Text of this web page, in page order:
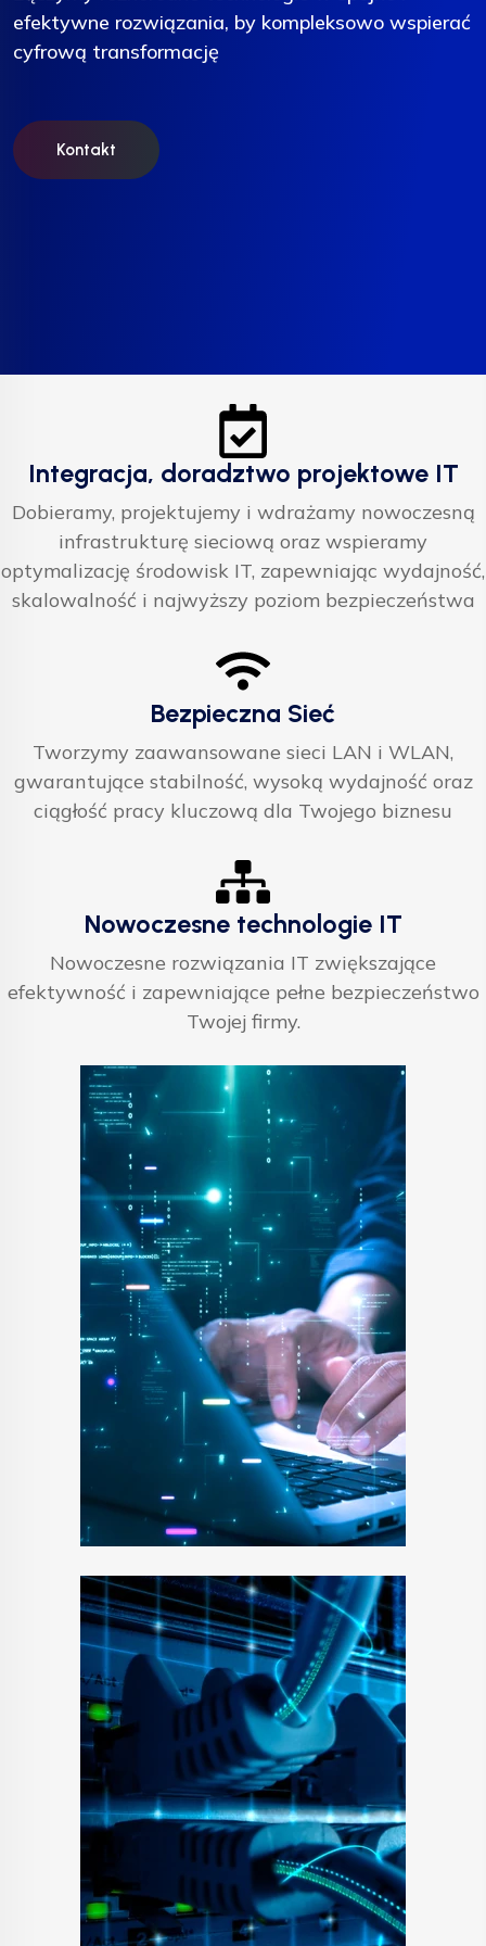
efektywne rozwiązania, by kompleksowo wspierać
cyfrową transformację
Kontakt
efektywne rozwiązania, by kompleksowo wspierać
cyfrową transformację
Kontakt
efektywne rozwiązania, by kompleksowo wspierać
cyfrową transformację
Kontakt
Integracja, doradztwo projektowe IT
Dobieramy, projektujemy i wdrażamy nowoczesną
infrastrukturę sieciową oraz wspieramy
optymalizację środowisk IT, zapewniając wydajność,
skalowalność i najwyższy poziom bezpieczeństwa
Bezpieczna Sieć
Tworzymy zaawansowane sieci LAN i WLAN,
gwarantujące stabilność, wysoką wydajność oraz
ciągłość pracy kluczową dla Twojego biznesu
Nowoczesne technologie IT
Nowoczesne rozwiązania IT zwiększające
efektywność i zapewniające pełne bezpieczeństwo
Twojej firmy.